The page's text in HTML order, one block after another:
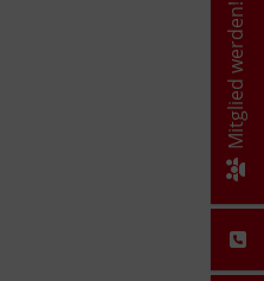
Mitglied werden!